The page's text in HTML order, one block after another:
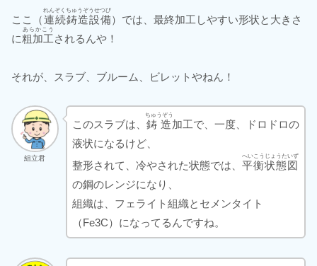
ここ（連続鋳造設備
れんぞくちゅうぞうせつび
）では、最終加工しやすい形状と大きさ
に粗加工
あらかこう
されるんや！
それが、スラブ、ブルーム、ビレットやねん！
組立君
このスラブは、 鋳造
ちゅうぞう
加工で、一度、ドロドロの
液状になるけど、
整形されて、冷やされた状態では、 平衡状態図
へいこうじょうたいず
の鋼のレンジになり、
組織は、フェライト組織とセメンタイト
（Fe3C）になってるんですね。